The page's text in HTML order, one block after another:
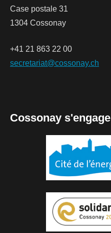
Case postale 31
1304 Cossonay
+41 21 863 22 00
secretariat@cossonay.ch
Cossonay s'engage